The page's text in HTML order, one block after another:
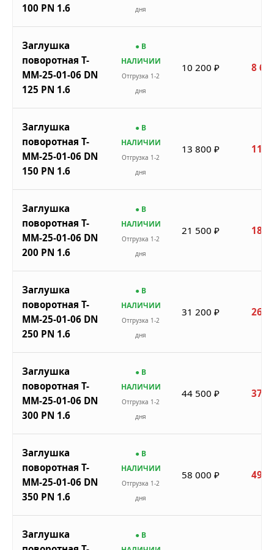
100 PN 1.6
дня
Заглушка
поворотная Т-
ММ-25-01-06 DN
125 PN 1.6
● В
НАЛИЧИИ
Отгрузка 1-2
дня
10 200 ₽ 8
Заглушка
поворотная Т-
ММ-25-01-06 DN
150 PN 1.6
● В
НАЛИЧИИ
Отгрузка 1-2
дня
13 800 ₽ 11
Заглушка
поворотная Т-
ММ-25-01-06 DN
200 PN 1.6
● В
НАЛИЧИИ
Отгрузка 1-2
дня
21 500 ₽ 18
Заглушка
поворотная Т-
ММ-25-01-06 DN
250 PN 1.6
● В
НАЛИЧИИ
Отгрузка 1-2
дня
31 200 ₽ 26
Заглушка
поворотная Т-
ММ-25-01-06 DN
300 PN 1.6
● В
НАЛИЧИИ
Отгрузка 1-2
дня
44 500 ₽ 37
Заглушка
поворотная Т-
ММ-25-01-06 DN
350 PN 1.6
● В
НАЛИЧИИ
Отгрузка 1-2
дня
58 000 ₽ 49
Заглушка
● В